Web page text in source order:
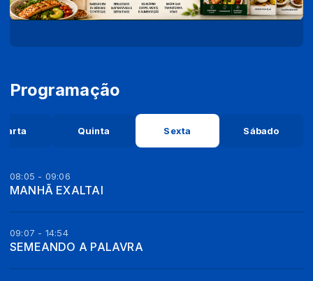
Programação
Quinta Sexta Sábado
08:05 - 09:06
MANHÃ EXALTAI
09:07 - 14:54
SEMEANDO A PALAVRA